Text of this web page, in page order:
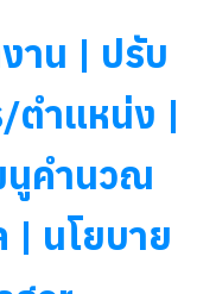
าน | ปรับ
ตำแหน่ง |
นูคำนวณ
| นโยบาย